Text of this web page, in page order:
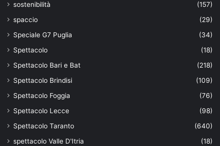
sostenibilità
(157)
spaccio
(29)
Speciale G7 Puglia
(34)
Spettacolo
(18)
Spettacolo Bari e Bat
(218)
Spettacolo Brindisi
(109)
Spettacolo Foggia
(76)
Spettacolo Lecce
(98)
Spettacolo Taranto
(640)
spettacolo Valle D'Itria
(18)